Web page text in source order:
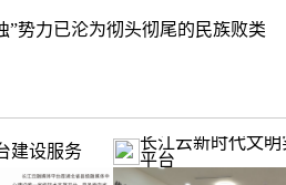
”势力已沦为彻头彻尾的民族败类
建设服务
长江云新时代文明
平台